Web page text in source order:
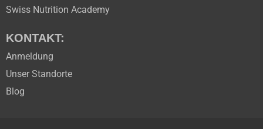
Swiss Nutrition Academy
KONTAKT:
Anmeldung
Unser Standorte
Blog